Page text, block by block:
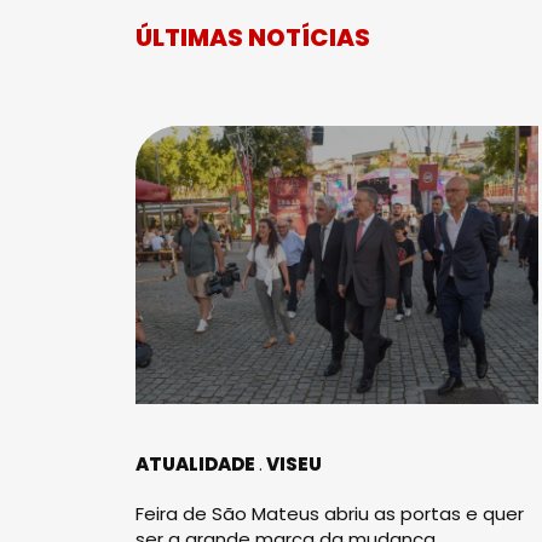
ÚLTIMAS NOTÍCIAS
ATUALIDADE VISEU
Feira de São Mateus abriu as portas e quer